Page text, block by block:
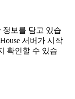
보를 담고 있습
서버가 시작
확인할 수 있습